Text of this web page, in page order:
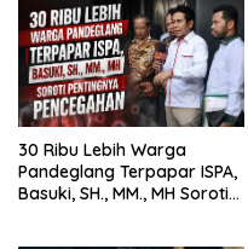
30 Ribu Lebih Warga
Pandeglang Terpapar ISPA,
Basuki, SH., MM., MH Soroti